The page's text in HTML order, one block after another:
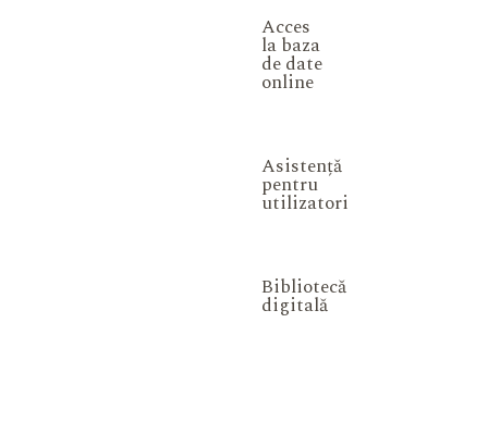
Acces
la baza
de date
online
Asistență
pentru
utilizatori
Bibliotecă
digitală